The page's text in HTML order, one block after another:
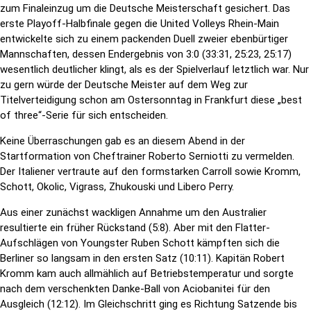
zum Finaleinzug um die Deutsche Meisterschaft gesichert. Das
erste Playoff-Halbfinale gegen die United Volleys Rhein-Main
entwickelte sich zu einem packenden Duell zweier ebenbürtiger
Mannschaften, dessen Endergebnis von 3:0 (33:31, 25:23, 25:17)
wesentlich deutlicher klingt, als es der Spielverlauf letztlich war. Nur
zu gern würde der Deutsche Meister auf dem Weg zur
Titelverteidigung schon am Ostersonntag in Frankfurt diese „best
of three“-Serie für sich entscheiden.
Keine Überraschungen gab es an diesem Abend in der
Startformation von Cheftrainer Roberto Serniotti zu vermelden.
Der Italiener vertraute auf den formstarken Carroll sowie Kromm,
Schott, Okolic, Vigrass, Zhukouski und Libero Perry.
Aus einer zunächst wackligen Annahme um den Australier
resultierte ein früher Rückstand (5:8). Aber mit den Flatter-
Aufschlägen von Youngster Ruben Schott kämpften sich die
Berliner so langsam in den ersten Satz (10:11). Kapitän Robert
Kromm kam auch allmählich auf Betriebstemperatur und sorgte
nach dem verschenkten Danke-Ball von Aciobanitei für den
Ausgleich (12:12). Im Gleichschritt ging es Richtung Satzende bis